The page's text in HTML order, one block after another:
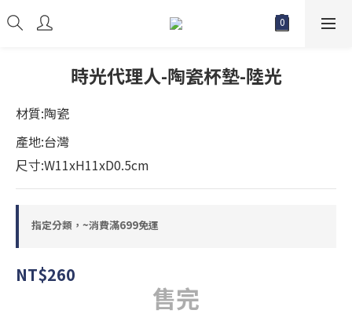
時光代理人-陶瓷杯墊-陸光
材質:陶瓷
產地:台灣
尺寸:W11xH11xD0.5cm
指定分類，~消費滿699免運
NT$260
售完